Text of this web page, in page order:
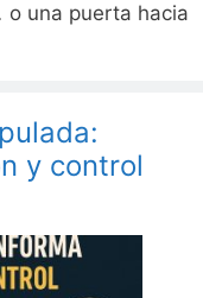
o una puerta hacia
y control